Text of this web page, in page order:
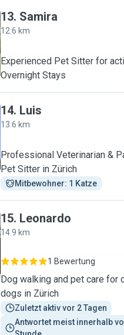
13. Samira
12.6 km
Experienced Pet Sitter for
Overnight Stays
14. Luis
13.6 km
Professional Veterinarian &
Pet Sitter in Zürich
Mitbewohner: 1 Katze
15. Leonardo
14.9 km
1 Bewertung
Dog walking and pet care for
dogs in Zürich
Zuletzt aktiv vor 2 Tagen
Antwortet meist innerhalb